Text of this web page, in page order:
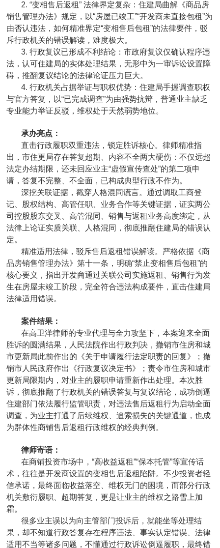
2. “变相售后返租” 法律界定复杂：住建局曲解《商品房
销售管理办法》规定，以“房屋已竣工”“开发商未直接包租”为
由否认违法，如何精准界定“变相售后包租”的法律要件，驳
斥行政机关的错误解读，难度极大。
3. 行政复议已形成不利结论：市政府复议仅确认程序违
法，认可住建局的实体处理结果，无形中为一审诉讼设置障
碍，推翻复议结论的法律论证压力巨大。
4. 行政机关占据举证与职权优势：住建局手握调查职权
与官方答复，以“已完成调查”为由强势抗辩，普通业主缺乏
专业能力举证反驳，维权处于天然弱势地位。
承办亮点：
直击行政履职双重违法，锁定胜诉核心。律师精准指
出，市住更局存在答复超期、内容不全两大硬伤：不仅远超
法定办结期限，还未回应业主“虚假宣传查处”的第二项申
请，答复不完整、不全面，已构成典型行政不作为。
深挖关联证据，戳穿人格混同谎言。通过调取工商登
记、股权结构、高管任职、业务合作等关键证据，证实两公
司控股股东交叉、高管混同、销售与返租业务高度绑定，从
法律上论证实质关联、人格混同，彻底推翻住建局的错误认
定。
精准适用法律，驳斥售后返租错误解读。严格依据《商
品房销售管理办法》第十一条，明确“禁止变相售后包租”的
核心要义，指出开发商通过关联公司实施返租、销售行为发
生在房屋未竣工阶段，完全符合违法构成要件，直击住建局
法律适用错误。
案件结果：
在高卫洋律师的专业代理与全力攻坚下，本案迎来全面
胜诉的圆满结果，人民法院作出行政判决，撤销市住房和城
市更新局此前作出的《关于申请履行法定职责的回复》；撤
销市人民政府作出《行政复议决定书》；责令市住房和城市
更新局限期内，对业主的履职申请重新作出处理。本次胜
诉，彻底推翻了行政机关的错误答复与复议结论，成功倒逼
住建部门依法履行监管职责，对违法售后返租行为启动全面
调查，为业主打通了后续维权、追索损失的关键通道，也成
为群体性商铺售后返租行政维权的经典判例。
律师寄语：
在商铺投资市场中，“高收益返租”“保本托管”等宣传话
术，往往是开发商设置的变相售后返租陷阱。不少投资者轻
信承诺，最终面临收益落空、维权无门的困境，而部分行政
机关敷衍履职、超期答复，更是让业主的维权之路雪上加
霜。
很多业主误以为向主管部门投诉后，就能坐等处理结
果，却不知道行政答复存在程序违法、事实认定错误、法律
适用不当等诸多问题，不懂通过行政诉讼倒逼履职，最终错